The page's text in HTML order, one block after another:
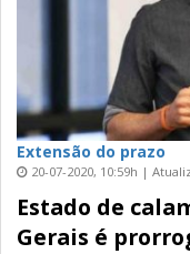
Extensão do prazo
20-07-2020, 10:59h |
Estado de
Gerais é